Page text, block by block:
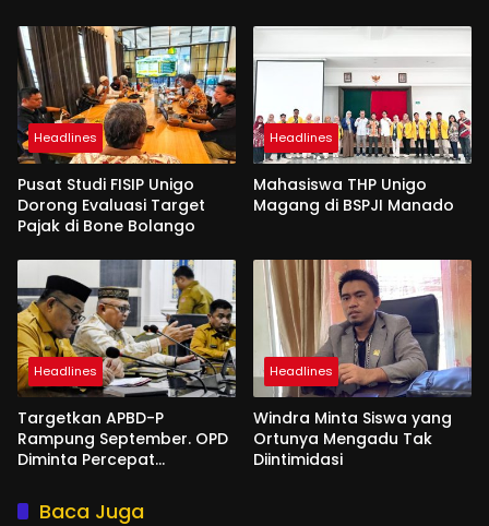
Headlines
Pusat Studi FISIP Unigo
Dorong Evaluasi Target
Pajak di Bone Bolango
Headlines
Mahasiswa THP Unigo
Magang di BSPJI Manado
Headlines
Targetkan APBD-P
Rampung September. OPD
Diminta Percepat
Headlines
Windra Minta Siswa yang
Ortunya Mengadu Tak
Diintimidasi
Baca Juga